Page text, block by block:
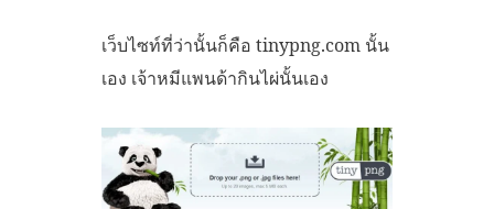
เว็บไซท์ที่ว่านั้นก็คือ tinypng.com นั้น
เอง เจ้าหมีแพนด้ากินไผ่นั้นเอง